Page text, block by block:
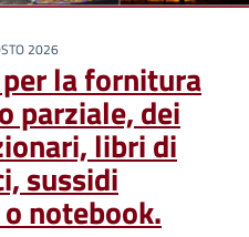
2026
la fornitura
parziale, dei
libri di
sussidi
notebook.